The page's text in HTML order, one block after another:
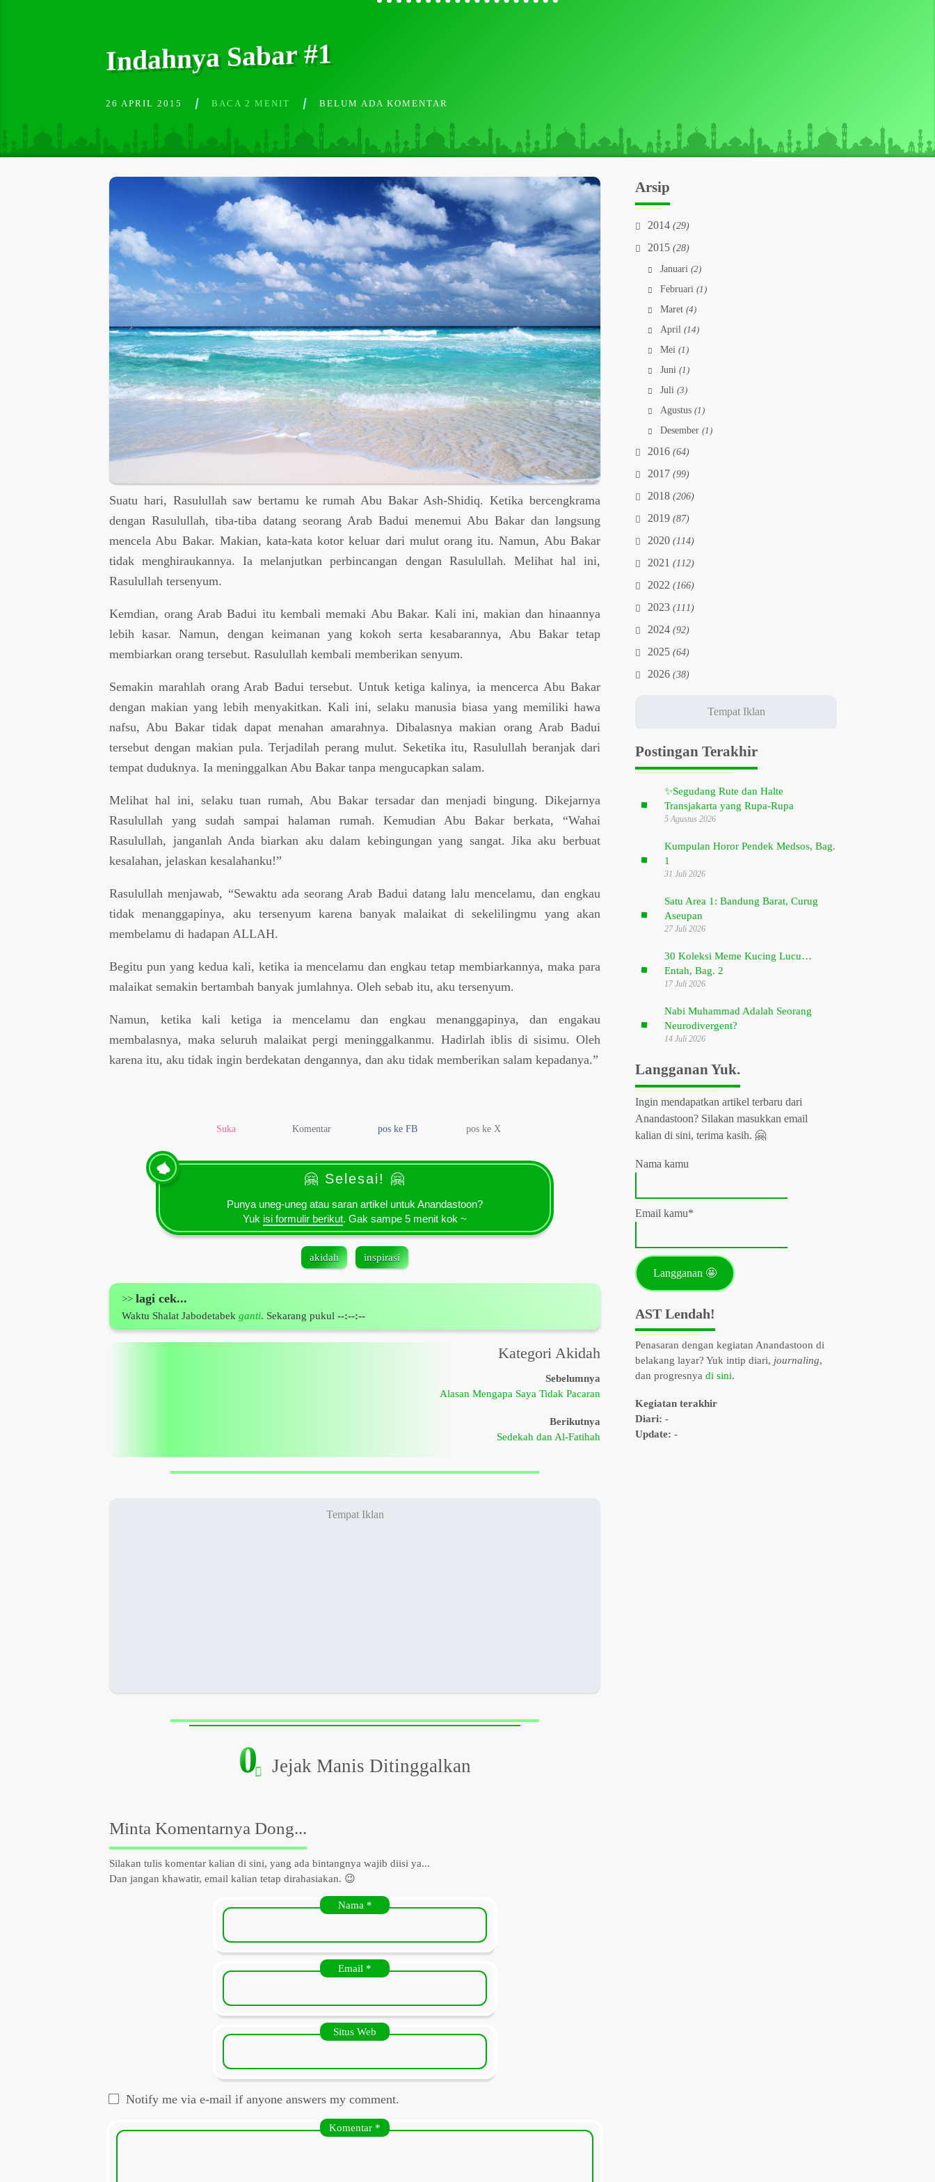
Indahnya Sabar #1
26 APRIL 2015 BACA 2 MENIT BELUM ADA KOMENTAR
Suatu hari, Rasulullah saw bertamu ke rumah Abu Bakar Ash-Shidiq. Ketika bercengkrama
dengan Rasulullah, tiba-tiba datang seorang Arab Badui menemui Abu Bakar dan langsung
mencela Abu Bakar. Makian, kata-kata kotor keluar dari mulut orang itu. Namun, Abu Bakar
tidak menghiraukannya. Ia melanjutkan perbincangan dengan Rasulullah. Melihat hal ini,
Rasulullah tersenyum.
Kemdian, orang Arab Badui itu kembali memaki Abu Bakar. Kali ini, makian dan hinaannya
lebih kasar. Namun, dengan keimanan yang kokoh serta kesabarannya, Abu Bakar tetap
membiarkan orang tersebut. Rasulullah kembali memberikan senyum.
Semakin marahlah orang Arab Badui tersebut. Untuk ketiga kalinya, ia mencerca Abu Bakar
dengan makian yang lebih menyakitkan. Kali ini, selaku manusia biasa yang memiliki hawa
nafsu, Abu Bakar tidak dapat menahan amarahnya. Dibalasnya makian orang Arab Badui
tersebut dengan makian pula. Terjadilah perang mulut. Seketika itu, Rasulullah beranjak dari
tempat duduknya. Ia meninggalkan Abu Bakar tanpa mengucapkan salam.
Melihat hal ini, selaku tuan rumah, Abu Bakar tersadar dan menjadi bingung. Dikejarnya
Rasulullah yang sudah sampai halaman rumah. Kemudian Abu Bakar berkata, “Wahai
Rasulullah, janganlah Anda biarkan aku dalam kebingungan yang sangat. Jika aku berbuat
kesalahan, jelaskan kesalahanku!”
Rasulullah menjawab, “Sewaktu ada seorang Arab Badui datang lalu mencelamu, dan engkau
tidak menanggapinya, aku tersenyum karena banyak malaikat di sekelilingmu yang akan
membelamu di hadapan ALLAH.
Begitu pun yang kedua kali, ketika ia mencelamu dan engkau tetap membiarkannya, maka para
malaikat semakin bertambah banyak jumlahnya. Oleh sebab itu, aku tersenyum.
Namun, ketika kali ketiga ia mencelamu dan engkau menanggapinya, dan engakau
membalasnya, maka seluruh malaikat pergi meninggalkanmu. Hadirlah iblis di sisimu. Oleh
karena itu, aku tidak ingin berdekatan dengannya, dan aku tidak memberikan salam kepadanya.”
Suka Komentar pos ke FB pos ke X
🤗 Selesai! 🤗
Punya uneg-uneg atau saran artikel untuk Anandastoon?
Yuk isi formulir berikut. Gak sampe 5 menit kok ~
akidah inspirasi
>>lagi cek...
Waktu ShalatJabodetabek ganti. Sekarang pukul--:--:--
Kategori Akidah
Sebelumnya
Alasan Mengapa Saya Tidak Pacaran
Berikutnya
Sedekah dan Al-Fatihah
0 Jejak Manis Ditinggalkan
Minta Komentarnya Dong...
Silakan tulis komentar kalian di sini, yang ada bintangnya wajib diisi ya...
Dan jangan khawatir, email kalian tetap dirahasiakan. 😉
Nama *
Email *
Situs Web
Notify me via e-mail if anyone answers my comment.
Komentar *
Arsip
2014(29)
2015(28)
Januari(2)
Februari(1)
Maret(4)
April(14)
Mei(1)
Juni(1)
Juli(3)
Agustus(1)
Desember(1)
2016(64)
2017(99)
2018(206)
2019(87)
2020(114)
2021(112)
2022(166)
2023(111)
2024(92)
2025(64)
2026(38)
Postingan Terakhir
✨Segudang Rute dan Halte
Transjakarta yang Rupa-Rupa
5 Agustus 2026
Kumpulan Horor Pendek Medsos, Bag.
1
31 Juli 2026
Satu Area 1: Bandung Barat, Curug
Aseupan
27 Juli 2026
30 Koleksi Meme Kucing Lucu…
Entah, Bag. 2
17 Juli 2026
Nabi Muhammad Adalah Seorang
Neurodivergent?
14 Juli 2026
Langganan Yuk.
Ingin mendapatkan artikel terbaru dari
Anandastoon? Silakan masukkan email
kalian di sini, terima kasih. 🤗
Nama kamu
Email kamu*
AST Lendah!
Penasaran dengan kegiatan Anandastoon di
belakang layar? Yuk intip diari, journaling,
dan progresnyadi sini.
Kegiatan terakhir
Diari:-
Update:-